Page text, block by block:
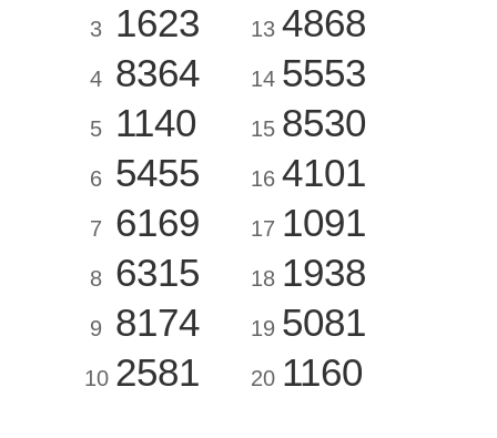
3 1623
4 8364
5 1140
6 5455
7 6169
8 6315
9 8174
10 2581
13 4868
14 5553
15 8530
16 4101
17 1091
18 1938
19 5081
20 1160